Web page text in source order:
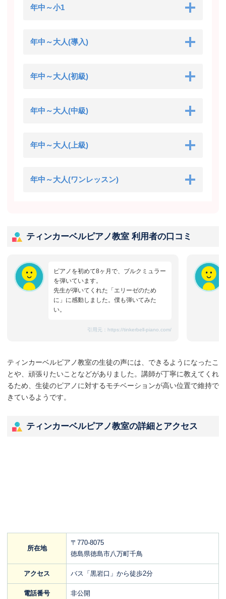
年中～小1
年中～大人(導入)
年中～大人(初級)
年中～大人(中級)
年中～大人(上級)
年中～大人(ワンレッスン)
ティンカーベルピアノ教室 利用者の口コミ
ピアノを初めて8ヶ月で、ブルクミュラー
を弾いています。
先生が弾いてくれた「エリーゼのため
に」に感動しました。僕も弾いてみた
い。
引用元： https://tinkerbell-piano.com/
ティンカーベルピアノ教室の生徒の声には、できるようになったこ
とや、頑張りたいことなどがありました。講師が丁寧に教えてくれ
るため、生徒のピアノに対するモチベーションが高い位置で維持で
きているようです。
ティンカーベルピアノ教室の詳細とアクセス
所在地
〒770-8075
徳島県徳島市八万町千鳥
アクセス バス「黒岩口」から徒歩2分
電話番号 非公開